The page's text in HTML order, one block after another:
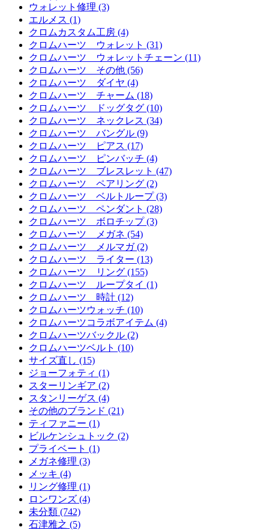
ウォレット修理 (3)
エルメス (1)
クロムカスタム工房 (4)
クロムハーツ ウォレット (31)
クロムハーツ ウォレットチェーン (11)
クロムハーツ その他 (56)
クロムハーツ ダイヤ (4)
クロムハーツ チャーム (18)
クロムハーツ ドッグタグ (10)
クロムハーツ ネックレス (34)
クロムハーツ バングル (9)
クロムハーツ ピアス (17)
クロムハーツ ピンバッチ (4)
クロムハーツ ブレスレット (47)
クロムハーツ ペアリング (2)
クロムハーツ ベルトループ (3)
クロムハーツ ペンダント (28)
クロムハーツ ボロチップ (3)
クロムハーツ メガネ (54)
クロムハーツ メルマガ (2)
クロムハーツ ライター (13)
クロムハーツ リング (155)
クロムハーツ ループタイ (1)
クロムハーツ 時計 (12)
クロムハーツウォッチ (10)
クロムハーツコラボアイテム (4)
クロムハーツバックル (2)
クロムハーツベルト (10)
サイズ直し (15)
ジョーフォティ (1)
スターリンギア (2)
スタンリーゲス (4)
その他のブランド (21)
ティファニー (1)
ビルケンシュトック (2)
プライベート (1)
メガネ修理 (3)
メッキ (4)
リング修理 (1)
ロンワンズ (4)
未分類 (742)
石津雅之 (5)